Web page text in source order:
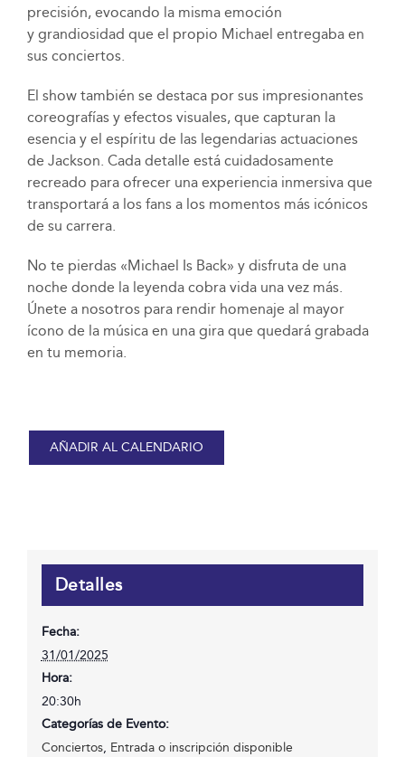
precisión, evocando la misma emoción
y grandiosidad que el propio Michael entregaba en
sus conciertos.
El show también se destaca por sus impresionantes
coreografías y efectos visuales, que capturan la
esencia y el espíritu de las legendarias actuaciones
de Jackson. Cada detalle está cuidadosamente
recreado para ofrecer una experiencia inmersiva que
transportará a los fans a los momentos más icónicos
de su carrera.
No te pierdas «Michael Is Back» y disfruta de una
noche donde la leyenda cobra vida una vez más.
Únete a nosotros para rendir homenaje al mayor
ícono de la música en una gira que quedará grabada
en tu memoria.
AÑADIR AL CALENDARIO
Detalles
Fecha:
31/01/2025
Hora:
20:30h
Categorías de Evento:
Conciertos, Entrada o inscripción disponible